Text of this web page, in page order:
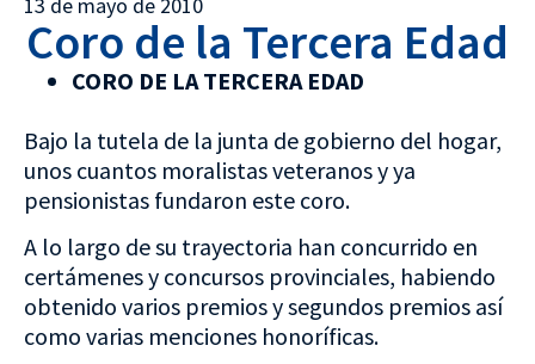
Coro de la Tercera Edad
CORO DE LA TERCERA EDAD
Bajo la tutela de la junta de gobierno del hogar,
unos cuantos moralistas veteranos y ya
pensionistas fundaron este coro.
A lo largo de su trayectoria han concurrido en
certámenes y concursos provinciales, habiendo
obtenido varios premios y segundos premios así
como varias menciones honoríficas.